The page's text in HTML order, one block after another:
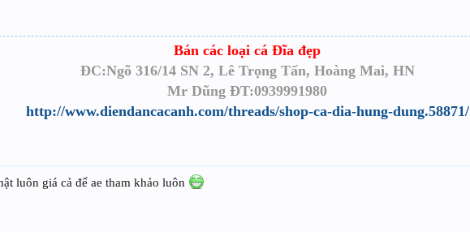
Bán các loại cá Đĩa đẹp
ĐC:Ngõ 316/14 SN 2, Lê Trọng Tấn, Hoàng Mai, HN
Mr Dũng ĐT:0939991980
http://www.diendancacanh.com/threads/shop-ca-dia-hung-dung.58871/
luôn giá cả để ae tham khảo luôn